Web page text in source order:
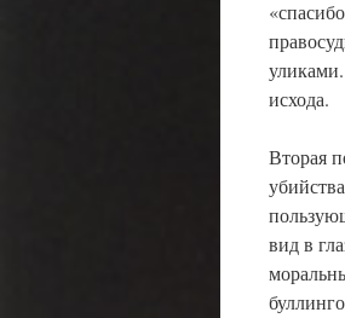
исхода.
Вторая
вид в